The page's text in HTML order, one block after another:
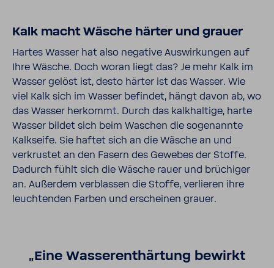
Kalk macht Wäsche härter und grauer
Hartes Wasser hat also nega­tive Auswir­kungen auf
Ihre Wäsche. Doch woran liegt das? Je mehr Kalk im
Wasser gelöst ist, desto härter ist das Wasser. Wie
viel Kalk sich im Wasser befindet, hängt davon ab, wo
das Wasser herkommt. Durch das kalk­hal­tige, harte
Wasser bildet sich beim Waschen die soge­nannte
Kalk­seife. Sie haftet sich an die Wäsche an und
verkrustet an den Fasern des Gewebes der Stoffe.
Dadurch fühlt sich die Wäsche rauer und brüchiger
an. Außerdem verblassen die Stoffe, verlieren ihre
leuch­tenden Farben und erscheinen grauer.
„Eine Wasser­enthärtung bewirkt